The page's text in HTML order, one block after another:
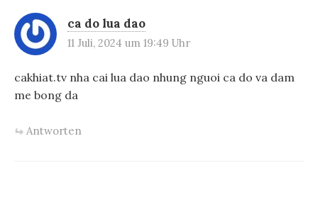
n
a
v
g
ca do lua dao
11 Juli, 2024 um 19:49 Uhr
cakhiat.tv nha cai lua dao nhung nguoi ca do va dam
me bong da
Antworten